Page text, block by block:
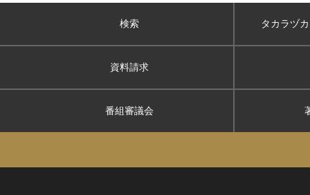
検索 タカラヅ
資料請求
番組審議会